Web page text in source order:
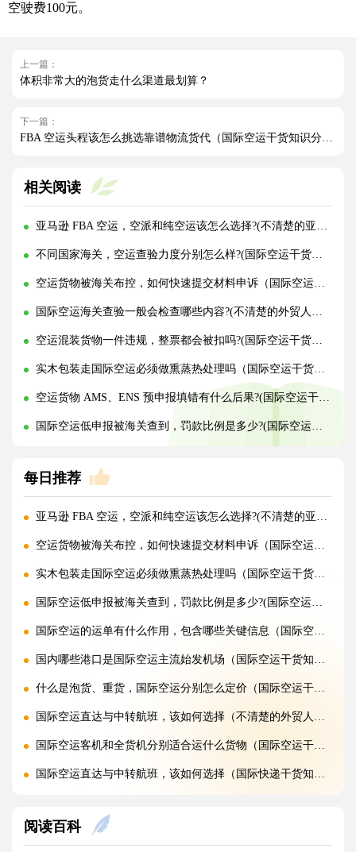
空驶费100元。
上一篇：
体积非常大的泡货走什么渠道最划算？
下一篇：
相关阅读
亚马逊 FBA 空运，空派和纯空运该怎么选择?(不清楚的亚马逊卖家看过来)
不同国家海关，空运查验力度分别怎么样?(国际空运干货知识分享)
空运货物被海关布控，如何快速提交材料申诉（国际空运干货知识分享）
国际空运海关查验一般会检查哪些内容?(不清楚的外贸人看过来)
空运混装货物一件违规，整票都会被扣吗?(国际空运干货知识分享)
实木包装走国际空运必须做熏蒸热处理吗（国际空运干货知识分享）
空运货物 AMS、ENS 预申报填错有什么后果?(国际空运干货知识分享)
国际空运低申报被海关查到，罚款比例是多少?(国际空运干货知识分享)
每日推荐
亚马逊 FBA 空运，空派和纯空运该怎么选择?(不清楚的亚马逊卖家看过来)
空运货物被海关布控，如何快速提交材料申诉（国际空运干货知识分享）
实木包装走国际空运必须做熏蒸热处理吗（国际空运干货知识分享）
国际空运低申报被海关查到，罚款比例是多少?(国际空运干货知识分享)
国际空运的运单有什么作用，包含哪些关键信息（国际空运干货知识分享）
国内哪些港口是国际空运主流始发机场（国际空运干货知识分享）
什么是泡货、重货，国际空运分别怎么定价（国际空运干货知识分享）
国际空运直达与中转航班，该如何选择（不清楚的外贸人看过来）
国际空运客机和全货机分别适合运什么货物（国际空运干货知识分享）
国际空运直达与中转航班，该如何选择（国际快递干货知识分享）
国际空运和国际快递到底有哪些核心区别（国际物流干货知识分享）
阅读百科